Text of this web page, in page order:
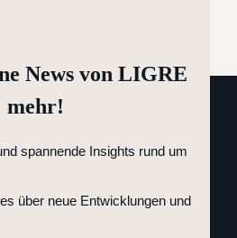
News von LIGRE
mehr!
spannende Insights rund um
über neue Entwicklungen und